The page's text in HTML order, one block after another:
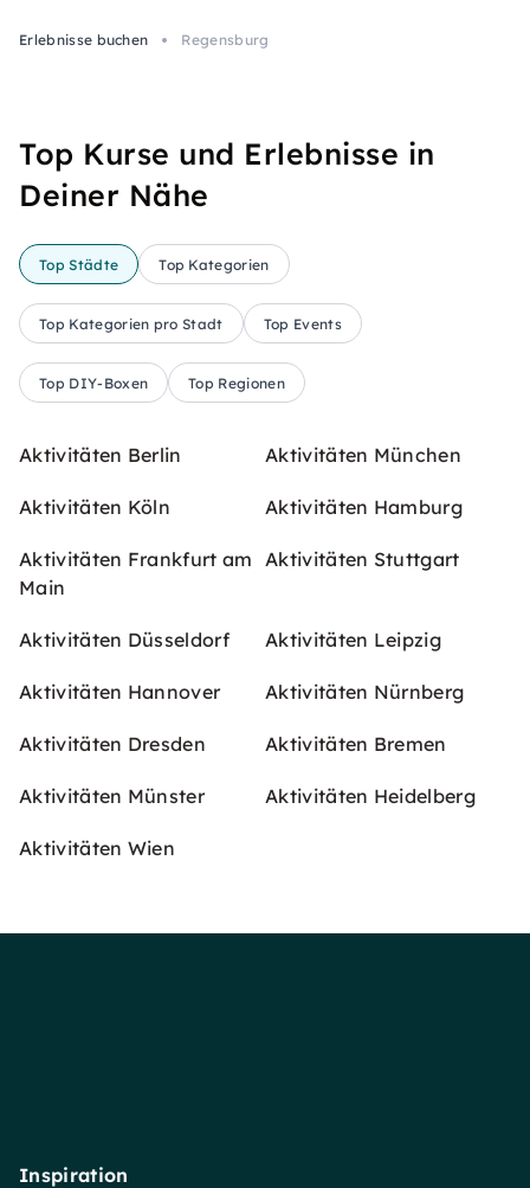
Erlebnisse buchen Regensburg
Top Kurse und Erlebnisse in
Deiner Nähe
Top Städte Top Kategorien
Top Kategorien pro Stadt Top Events
Top DIY-Boxen Top Regionen
Aktivitäten Berlin Aktivitäten München
Aktivitäten Köln Aktivitäten Hamburg
Aktivitäten Frankfurt am
Main
Aktivitäten Stuttgart
Aktivitäten Düsseldorf Aktivitäten Leipzig
Aktivitäten Hannover Aktivitäten Nürnberg
Aktivitäten Dresden Aktivitäten Bremen
Aktivitäten Münster Aktivitäten Heidelberg
Aktivitäten Wien
Inspiration